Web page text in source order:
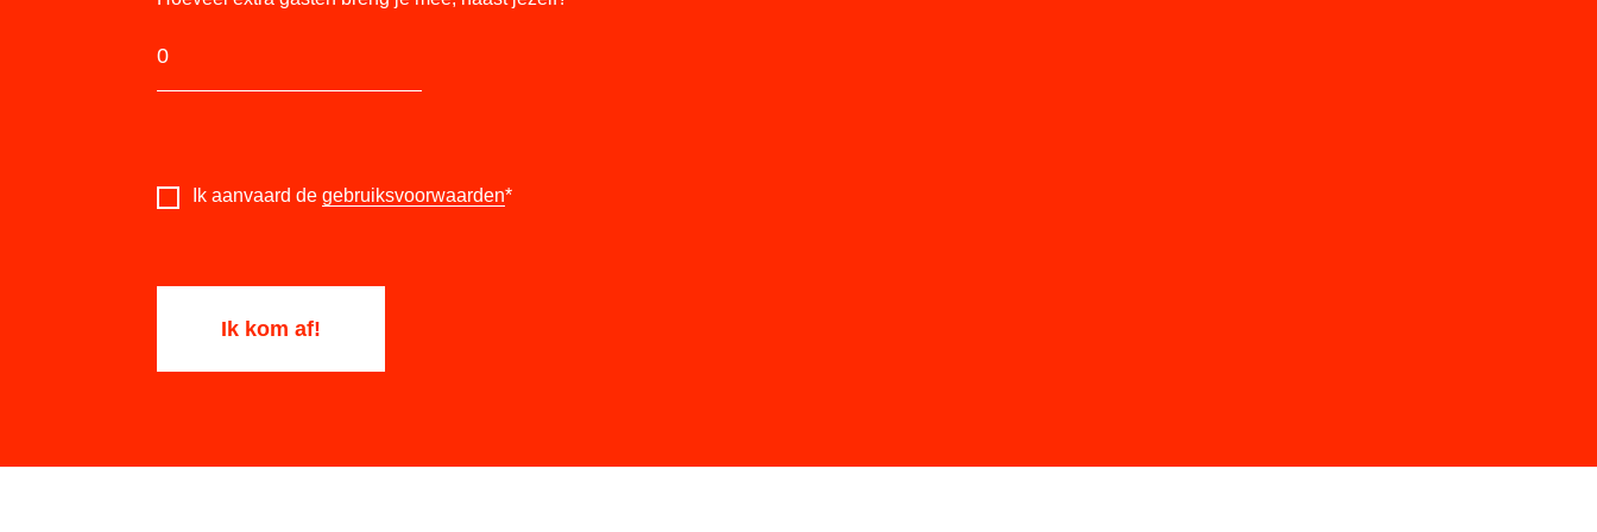
Ik aanvaard de gebruiksvoorwaarden*